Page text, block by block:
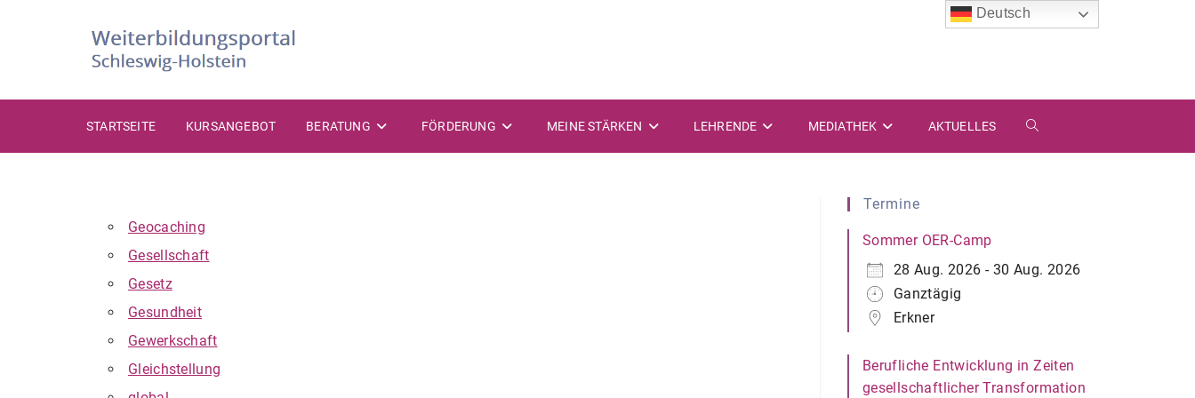
STARTSEITE KURSANGEBOT BERATUNG FÖRDERUNG MEINE STÄRKEN LEHRENDE MEDIATHEK AKTUELLES WEBSITE-
Geocaching
Gesellschaft
Gesetz
Gesundheit
Gewerkschaft
Gleichstellung
Termine
Sommer OER-Camp
28 Aug. 2026 - 30 Aug. 2026
Ganztägig
Erkner
Berufliche Entwicklung in Zeiten
gesellschaftlicher Transformation
Deutsch